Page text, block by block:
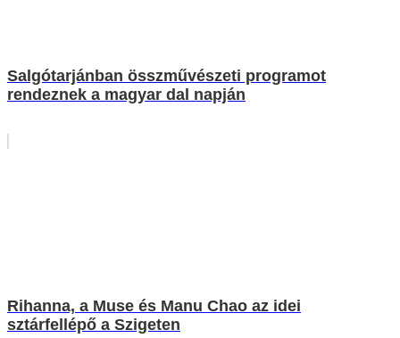
Salgótarjánban összművészeti programot
rendeznek a magyar dal napján
Rihanna, a Muse és Manu Chao az idei
sztárfellépő a Szigeten